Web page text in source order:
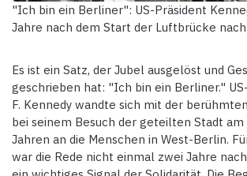
"Ich bin ein Berliner": US-Präsident
Jahre nach dem Start der Luftbrücke
Es ist ein Satz, der Jubel ausgelöst und
geschrieben hat: "Ich bin ein Berliner."
F. Kennedy wandte sich mit der
bei seinem Besuch der geteilten Stadt am
Jahren an die Menschen in West-Berlin.
war die Rede nicht einmal zwei Jahre